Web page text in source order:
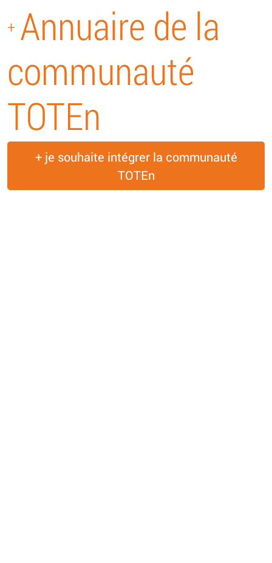
+ Annuaire de la
communauté
TOTEn
+ je souhaite intégrer la communauté
TOTEn